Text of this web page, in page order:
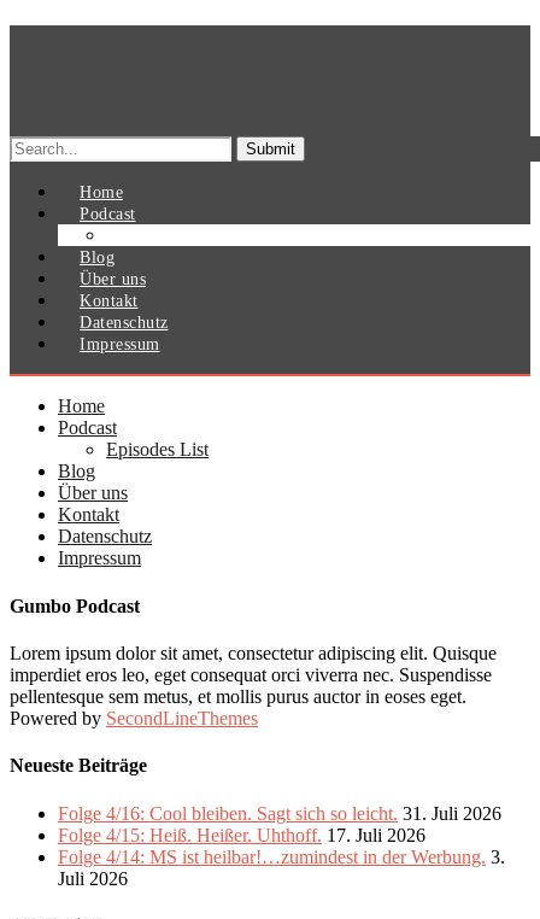
Search
for:
Home
Podcast
Blog
Über uns
Kontakt
Datenschutz
Impressum
Home
Podcast
Episodes List
Blog
Über uns
Kontakt
Datenschutz
Impressum
Gumbo Podcast
Lorem ipsum dolor sit amet, consectetur adipiscing elit. Quisque
imperdiet eros leo, eget consequat orci viverra nec. Suspendisse
pellentesque sem metus, et mollis purus auctor in eoses eget.
Powered by SecondLineThemes
Neueste Beiträge
Folge 4/16: Cool bleiben. Sagt sich so leicht. 31. Juli 2026
Folge 4/15: Heiß. Heißer. Uhthoff. 17. Juli 2026
Folge 4/14: MS ist heilbar!…zumindest in der Werbung. 3.
Juli 2026